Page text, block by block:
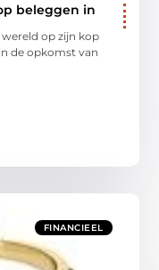
beleggen in
op zijn kop
de opkomst van
FINANCIEEL